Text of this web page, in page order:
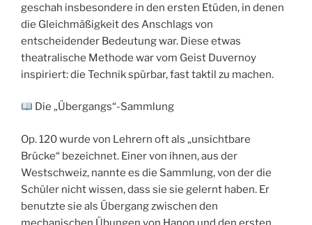
geschah insbesondere in den ersten Etüden, in denen
die Gleichmäßigkeit des Anschlags von
entscheidender Bedeutung war. Diese etwas
theatralische Methode war vom Geist Duvernoy
inspiriert: die Technik spürbar, fast taktil zu machen.
Die „Übergangs“-Sammlung
Op. 120 wurde von Lehrern oft als „unsichtbare
Brücke“ bezeichnet. Einer von ihnen, aus der
Westschweiz, nannte es die Sammlung, von der die
Schüler nicht wissen, dass sie sie gelernt haben. Er
benutzte sie als Übergang zwischen den